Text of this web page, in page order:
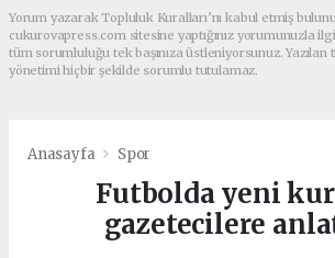
Yorum yazarak Topluluk Kuralları’nı kabul etmiş
cukurovapress.com sitesine yaptığınız yorumunuzla
tüm sorumluluğu tek başınıza üstleniyorsunuz.
yönetimi hiçbir şekilde sorumlu tutulamaz.
Anasayfa Spor
Futbolda yeni
gazetecilere